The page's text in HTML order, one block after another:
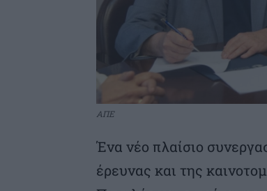
ΑΠΕ
Ένα νέο πλαίσιο
έρευνας και της